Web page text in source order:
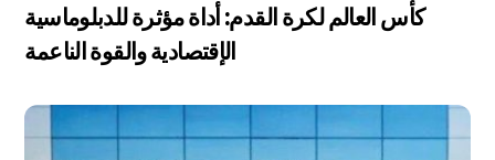
كأس العالم لكرة القدم: أداة مؤثرة للدبلوماسية
الإقتصادية والقوة الناعمة